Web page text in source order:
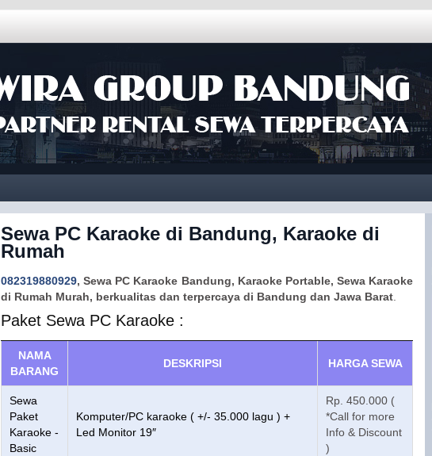
Sewa PC Karaoke di Bandung, Karaoke di
Rumah
082319880929, Sewa PC Karaoke Bandung, Karaoke Portable, Sewa Karaoke
di Rumah Murah, berkualitas dan terpercaya di Bandung dan Jawa Barat
Paket Sewa PC Karaoke :
NAMA
BARANG
DESKRIPSI HARGA SEWA
Sewa
Paket
Karaoke -
Basic
Komputer/PC karaoke ( +/- 35.000 lagu ) +
Led Monitor 19″
Rp. 450.000 (
*Call for more
Info & Discount
)